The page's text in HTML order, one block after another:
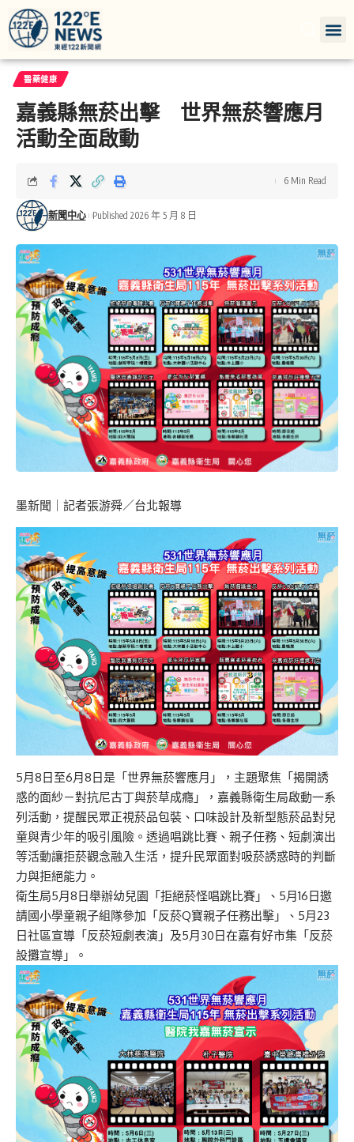
醫藥健康
嘉義縣無菸出擊 世界無菸響應月
活動全面啟動
新聞中心 Published 2026 年 5 月 8 日
6 Min Read
墨新聞 ｜記者張游舜／台北報導
5月8日至6月8日是「世界無菸響應月」，主題聚焦「揭開誘
惑的面紗－對抗尼古丁與菸草成癮」，嘉義縣衛生局啟動一系
列活動，提醒民眾正視菸品包裝、口味設計及新型態菸品對兒
童與青少年的吸引風險。透過唱跳比賽、親子任務、短劇演出
等活動讓拒菸觀念融入生活，提升民眾面對吸菸誘惑時的判斷
力與拒絕能力。
衛生局5月8日舉辦幼兒園「拒絕菸怪唱跳比賽」、5月16日邀
請國小學童親子組隊參加「反菸Q寶親子任務出擊」、5月23
日社區宣導「反菸短劇表演」及5月30日在嘉有好市集「反菸
設攤宣導」。